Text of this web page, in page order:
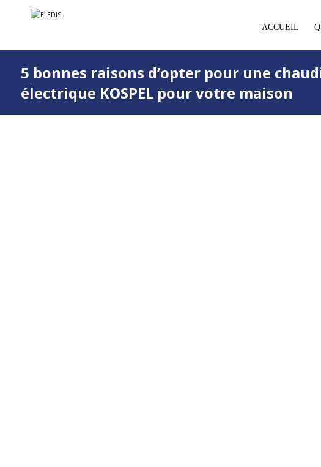
ACCUEIL
5 bonnes raisons d’opter pour une
électrique KOSPEL pour votre maison